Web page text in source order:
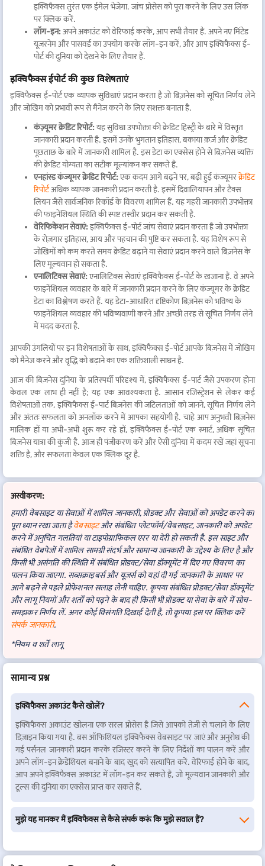
इक्विफैक्स तुरंत एक ईमेल भेजेगा. जांच प्रोसेस को पूरा करने के लिए उस लिंक
पर क्लिक करें.
लॉग-इन: अपने अकाउंट को वेरिफाई करके, आप सभी तैयार हैं. अपने नए मिंटेड
यूज़रनेम और पासवर्ड का उपयोग करके लॉग-इन करें, और आप इक्विफैक्स ई-
पोर्ट की दुनिया को देखने के लिए तैयार हैं.
इक्विफैक्स ईपोर्ट की कुछ विशेषताएं
इक्विफैक्स ई-पोर्ट एक व्यापक सुविधाएं प्रदान करता है जो बिज़नेस को सूचित निर्णय लेने
और जोखिम को प्रभावी रूप से मैनेज करने के लिए सशक्त बनाता है.
कंज़्यूमर क्रेडिट रिपोर्ट: यह सुविधा उपभोक्ता की क्रेडिट हिस्ट्री के बारे में विस्तृत
जानकारी प्रदान करती है. इसमें उनके भुगतान इतिहास, बकाया क़र्ज़ और क्रेडिट
पूछताछ के बारे में जानकारी शामिल है. इस डेटा का एक्सेस होने से बिज़नेस व्यक्ति
की क्रेडिट योग्यता का सटीक मूल्यांकन कर सकते हैं.
एनहांस्ड कंज्यूमर क्रेडिट रिपोर्ट: एक कदम आगे बढ़ने पर, बढ़ी हुई कंज्यूमरक्रेडिट
रिपोर्टअधिक व्यापक जानकारी प्रदान करती है. इसमें दिवालियापन और टैक्स
लियन जैसे सार्वजनिक रिकॉर्ड के विवरण शामिल हैं. यह गहरी जानकारी उपभोक्ता
की फाइनेंशियल स्थिति की स्पष्ट तस्वीर प्रदान कर सकती है.
वेरिफिकेशन सेवाएं: इक्विफैक्स ई-पोर्ट जांच सेवाएं प्रदान करता है जो उपभोक्ता
के रोज़गार इतिहास, आय और पहचान की पुष्टि कर सकता है. यह विशेष रूप से
जोखिमों को कम करते समय क्रेडिट बढ़ाने या सेवाएं प्रदान करने वाले बिज़नेस के
लिए मूल्यवान हो सकता है.
एनालिटिक्स सेवाएं: एनालिटिक्स सेवाएं इक्विफैक्स ई-पोर्ट के खजाना हैं. वे अपने
फाइनेंशियल व्यवहार के बारे में जानकारी प्रदान करने के लिए कंज्यूमर के क्रेडिट
डेटा का विश्लेषण करते हैं. यह डेटा-आधारित दृष्टिकोण बिज़नेस को भविष्य के
फाइनेंशियल व्यवहार की भविष्यवाणी करने और अच्छी तरह से सूचित निर्णय लेने
में मदद करता है.
आपकी उंगलियों पर इन विशेषताओं के साथ, इक्विफैक्स ई-पोर्ट आपके बिज़नेस में जोखिम
को मैनेज करने और वृद्धि को बढ़ाने का एक शक्तिशाली साधन है.
आज की बिज़नेस दुनिया के प्रतिस्पर्धी परिदृश्य में, इक्विफैक्स ई-पार्ट जैसे उपकरण होना
केवल एक लाभ ही नहीं है; यह एक आवश्यकता है. आसान रजिस्ट्रेशन से लेकर कई
विशेषताओं तक, इक्विफैक्स ई-पार्ट बिज़नेस की जटिलताओं को जानने, सूचित निर्णय लेने
और अंततः सफलता को अनलॉक करने में आपका सहयोगी है. चाहे आप अनुभवी बिज़नेस
मालिक हों या अभी-अभी शुरू कर रहे हों, इक्विफैक्स ई-पोर्ट एक स्मार्ट, अधिक सूचित
बिज़नेस यात्रा की कुंजी है. आज ही पंजीकरण करें और ऐसी दुनिया में कदम रखें जहां सूचना
शक्ति है, और सफलता केवल एक क्लिक दूर है.
अस्वीकरण:
हमारी वेबसाइट या सेवाओं में शामिल जानकारी, प्रोडक्ट और सेवाओं को अपडेट करने का
पूरा ध्यान रखा जाता हैवेबसाइटऔर संबंधित प्लेटफॉर्म/वेबसाइट, जानकारी को अपडेट
करने में अनुचित गलतियां या टाइपोग्राफिकल एरर या देरी हो सकती है. इस साइट और
संबंधित वेबपेजों में शामिल सामग्री संदर्भ और सामान्य जानकारी के उद्देश्य के लिए है और
किसी भी असंगति की स्थिति में संबंधित प्रोडक्ट/सेवा डॉक्यूमेंट में दिए गए विवरण का
पालन किया जाएगा. सब्सक्राइबर्स और यूज़र्स को यहां दी गई जानकारी के आधार पर
आगे बढ़ने से पहले प्रोफेशनल सलाह लेनी चाहिए. कृपया संबंधित प्रोडक्ट/सेवा डॉक्यूमेंट
और लागू नियमों और शर्तों को पढ़ने के बाद ही किसी भी प्रोडक्ट या सेवा के बारे में सोच-
समझकर निर्णय लें. अगर कोई विसंगति दिखाई देती है, तो कृपया इस पर क्लिक करें
संपर्क जानकारी.
*नियम व शर्तें लागू
सामान्य प्रश्न
इक्विफैक्स अकाउंट कैसे खोलें?
इक्विफैक्स अकाउंट खोलना एक सरल प्रोसेस है जिसे आपको तेज़ी से चलाने के लिए
डिज़ाइन किया गया है. बस ऑफिशियल इक्विफैक्स वेबसाइट पर जाएं और अनुरोध की
गई पर्सनल जानकारी प्रदान करके रजिस्टर करने के लिए निर्देशों का पालन करें और
अपने लॉग-इन क्रेडेंशियल बनाने के बाद खुद को सत्यापित करें. वेरिफाई होने के बाद,
आप अपने इक्विफैक्स अकाउंट में लॉग-इन कर सकते हैं, जो मूल्यवान जानकारी और
टूल्स की दुनिया का एक्सेस प्राप्त कर सकते हैं.
मुझे यह मानकर मैं इक्विफैक्स से कैसे संपर्क करूं कि मुझे सवाल हैं?